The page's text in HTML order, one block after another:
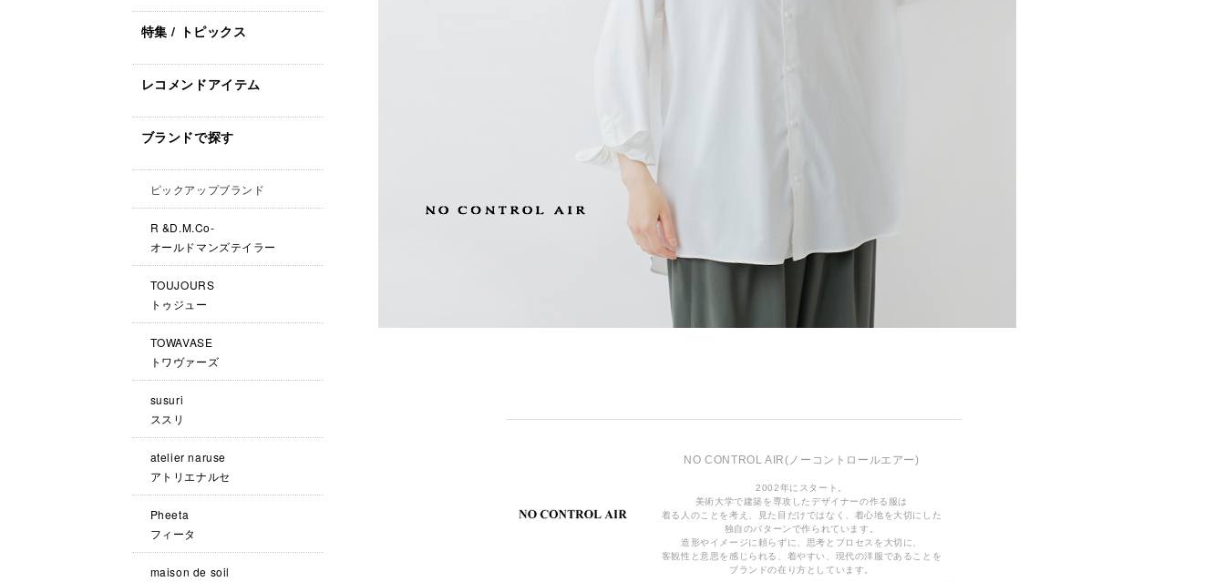
特集 / トピックス
レコメンドアイテム
ブランドで探す
ピックアップブランド
R &D.M.Co-
オールドマンズテイラー
TOUJOURS
トゥジュー
TOWAVASE
トワヴァーズ
susuri
ススリ
atelier naruse
アトリエナルセ
Pheeta
フィータ
maison de soil
NO CONTROL AIR(ノーコントロールエアー)
2002年にスタート。
美術大学で建築を専攻したデザイナーの作る服は
着る人のことを考え、見た目だけではなく、着心地を大切にした
独自のパターンで作られています。
造形やイメージに頼らずに、思考とプロセスを大切に、
客観性と意思を感じられる、着やすい、現代の洋服であることを
ブランドの在り方としています。